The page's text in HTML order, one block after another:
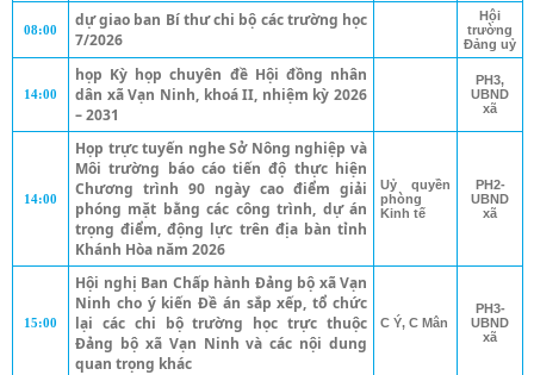
08:00
dự giao ban Bí thư chi bộ các trường học
7/2026
Hội
trường
Đảng uỷ
14:00
họp Kỳ họp chuyên đề Hội đồng nhân
dân xã Vạn Ninh, khoá II, nhiệm kỳ 2026
– 2031
PH3,
UBND
xã
14:00
Họp trực tuyến nghe Sở Nông nghiệp và
Môi trường báo cáo tiến độ thực hiện
Chương trình 90 ngày cao điểm giải
phóng mặt bằng các công trình, dự án
trọng điểm, động lực trên địa bàn tỉnh
Khánh Hòa năm 2026
Uỷ quyền
phòng
Kinh tế
PH2-
UBND
xã
15:00
Hội nghị Ban Chấp hành Đảng bộ xã Vạn
Ninh cho ý kiến Đề án sắp xếp, tổ chức
lại các chi bộ trường học trực thuộc
Đảng bộ xã Vạn Ninh và các nội dung
quan trọng khác
C Ý, C Mân
PH3-
UBND
xã